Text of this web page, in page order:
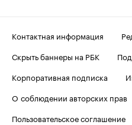
Контактная информация
Скрыть баннеры на РБК
Корпоративная подписка
О соблюдении авторских прав
Пользовательское соглашение